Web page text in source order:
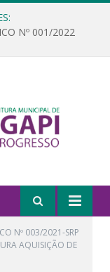
Nº 001/2022
Nº 003/2021-SRP
AQUISIÇÃO DE